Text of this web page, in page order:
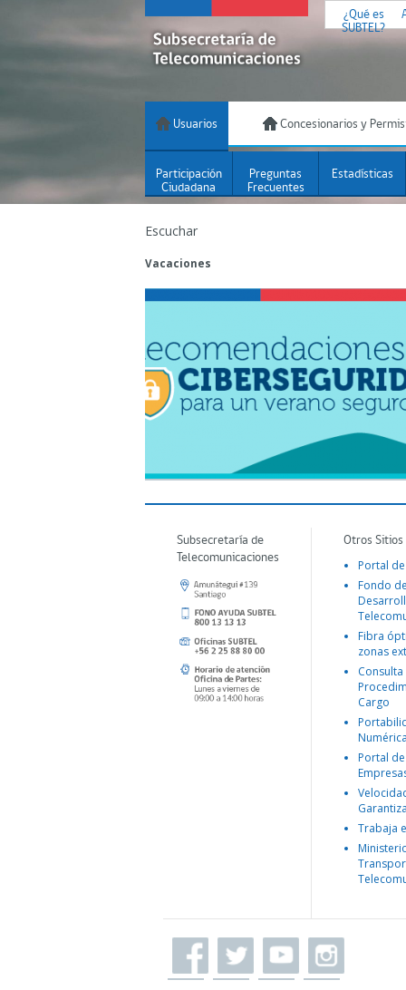
¿Qué es
SUBTEL?
Usuarios Concesionarios y
Participación
Ciudadana
Preguntas
Frecuentes
Estadísticas
Escuchar
Vacaciones
Subsecretaría de
Telecomunicaciones
Otros
Portal
Fondo
Fibra
zonas
Consulta
Cargo
Portal
Trabaja